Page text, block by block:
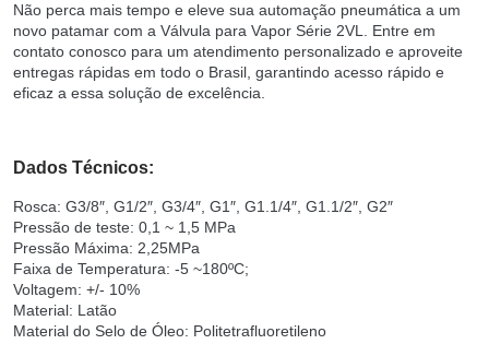
Não perca mais tempo e eleve sua automação pneumática a um
novo patamar com a Válvula para Vapor Série 2VL. Entre em
contato conosco para um atendimento personalizado e aproveite
entregas rápidas em todo o Brasil, garantindo acesso rápido e
eficaz a essa solução de excelência.
Dados Técnicos:
Rosca: G3/8″, G1/2″, G3/4″, G1″, G1.1/4″, G1.1/2″, G2″
Pressão de teste: 0,1 ~ 1,5 MPa
Pressão Máxima: 2,25MPa
Faixa de Temperatura: -5 ~180ºC;
Voltagem: +/- 10%
Material: Latão
Material do Selo de Óleo: Politetrafluoretileno